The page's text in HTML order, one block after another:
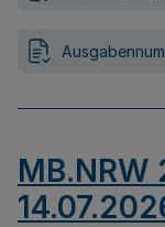
MB.NRW